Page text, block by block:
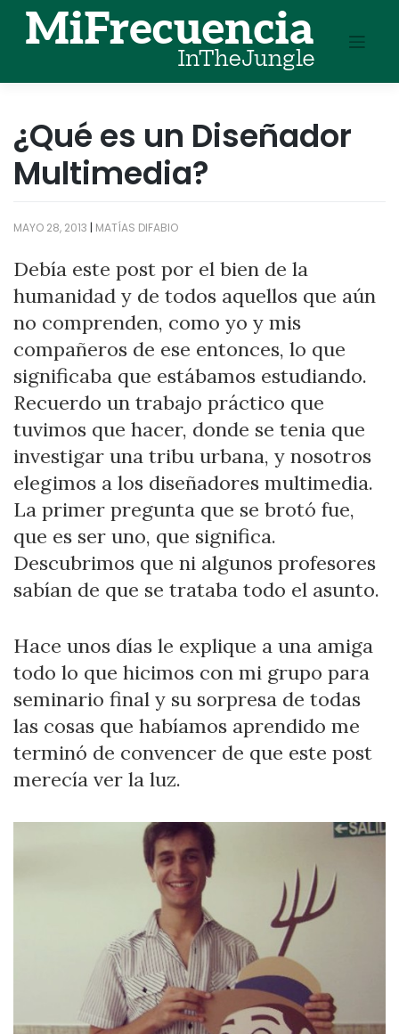
content
¿Qué es un Diseñador
Multimedia?
MAYO 28, 2013 | MATÍAS DIFABIO
Debía este post por el bien de la
humanidad y de todos aquellos que aún
no comprenden, como yo y mis
compañeros de ese entonces, lo que
significaba que estábamos estudiando.
Recuerdo un trabajo práctico que
tuvimos que hacer, donde se tenia que
investigar una tribu urbana, y nosotros
elegimos a los diseñadores multimedia.
La primer pregunta que se brotó fue,
que es ser uno, que significa.
Descubrimos que ni algunos profesores
sabían de que se trataba todo el asunto.
Hace unos días le explique a una amiga
todo lo que hicimos con mi grupo para
seminario final y su sorpresa de todas
las cosas que habíamos aprendido me
terminó de convencer de que este post
merecía ver la luz.